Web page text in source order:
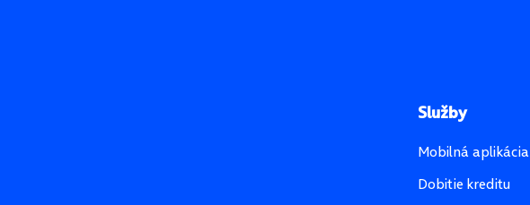
Služby
Mobilná aplikácia
Dobitie kreditu